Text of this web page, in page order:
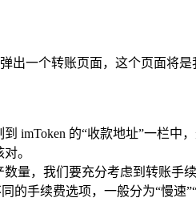
一个转账页面，这个页面将是
imToken 的“收款地址”一栏
。
量，我们要充分考虑到转账手
的手续费选项，一般分为“慢